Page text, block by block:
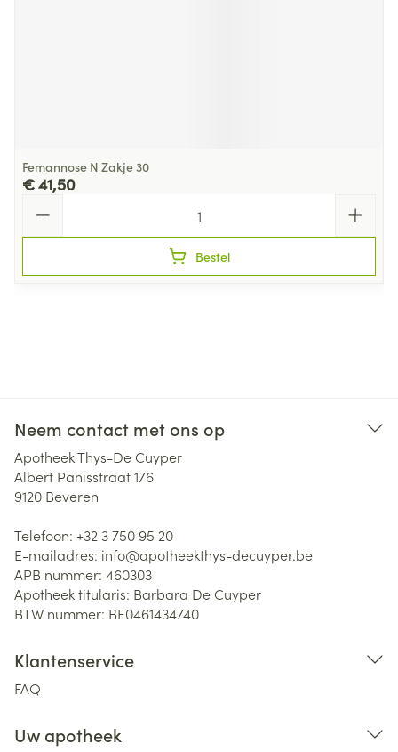
Femannose N Zakje 30
€ 41,50
Bestel
Neem contact met ons op
Apotheek Thys-De Cuyper
Albert Panisstraat 176
9120 Beveren
Telefoon: +32 3 750 95 20
E-mailadres: info@apotheekthys-decuyper.be
APB nummer: 460303
Apotheek titularis: Barbara De Cuyper
BTW nummer: BE0461434740
Klantenservice
FAQ
Uw apotheek